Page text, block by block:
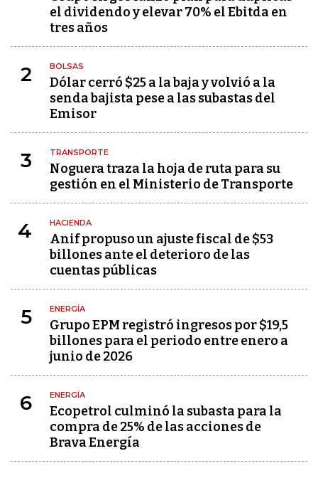
el dividendo y elevar 70% el Ebitda en
tres años
2 BOLSAS
Dólar cerró $25 a la baja y volvió a la
senda bajista pese a las subastas del
Emisor
3 TRANSPORTE
Noguera traza la hoja de ruta para su
gestión en el Ministerio de Transporte
4 HACIENDA
Anif propuso un ajuste fiscal de $53
billones ante el deterioro de las
cuentas públicas
5 ENERGÍA
Grupo EPM registró ingresos por $19,5
billones para el periodo entre enero a
junio de 2026
6 ENERGÍA
Ecopetrol culminó la subasta para la
compra de 25% de las acciones de
Brava Energía